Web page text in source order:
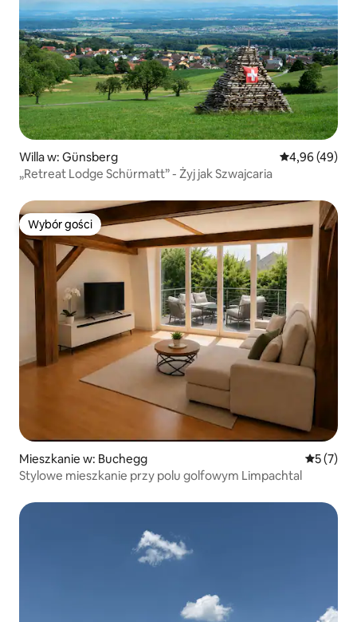
Willa w: Günsberg Średnia
4,96 (49)
„Retreat Lodge Schürmatt” - Żyj jak Szwajcaria
Wybór gości
Wybór gości
Mieszkanie w: Buchegg Średnia
5 (7)
Stylowe mieszkanie przy polu golfowym Limpachtal